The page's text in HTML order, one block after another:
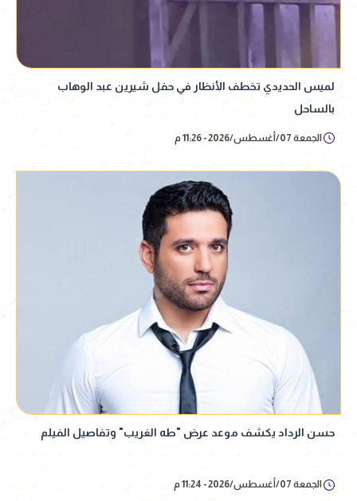
لميس الحديدي تخطف الأنظار في حفل شيرين عبد الوهاب
بالساحل
الجمعة 07/أغسطس/2026 - 11:26 م
حسن الرداد يكشف موعد عرض "طه الغريب" وتفاصيل الفيلم
الجمعة 07/أغسطس/2026 - 11:24 م